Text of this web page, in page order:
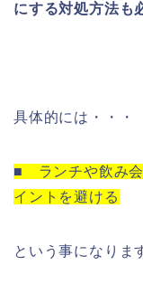
にする対処方法も
具体的には・・・
■ ランチや飲み会
イントを避ける
という事になりま